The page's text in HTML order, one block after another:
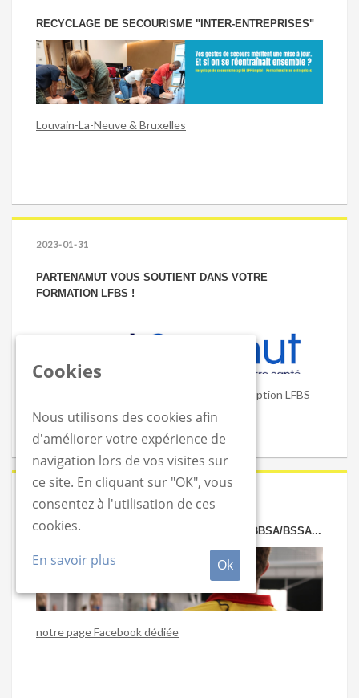
RECYCLAGE DE SECOURISME "INTER-ENTREPRISES"
Louvain-La-Neuve & Bruxelles
2023-01-31
PARTENAMUT VOUS SOUTIENT DANS VOTRE
FORMATION LFBS !
Obtenez un remboursement sur votre inscription LFBS
2020-06-24
VOUS CHERCHEZ OU PROPOSEZ UN JOB BBSA/BSSA...
notre page Facebook dédiée
Cookies
Nous utilisons des cookies afin
d'améliorer votre expérience de
navigation lors de vos visites sur
ce site. En cliquant sur "OK", vous
consentez à l'utilisation de ces
cookies.
En savoir plus
Ok